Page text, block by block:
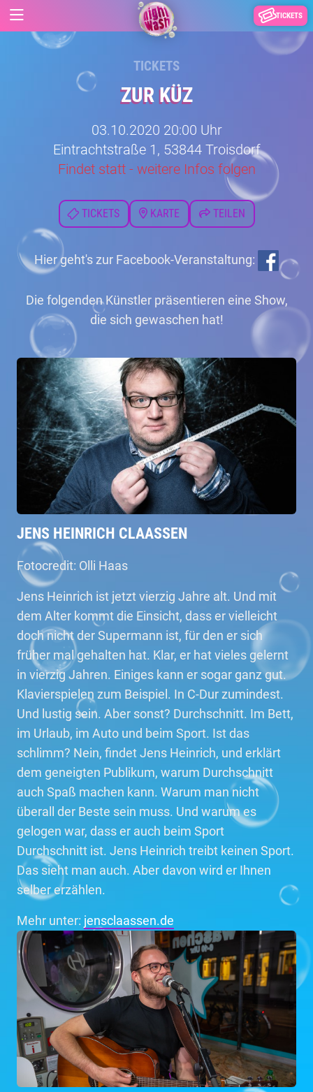
TICKETS
TICKETS
ZUR KÜZ
03.10.2020 20:00 Uhr
Eintrachtstraße 1, 53844 Troisdorf
Findet statt - weitere Infos folgen
TICKETS KARTE TEILEN
Hier geht's zur Facebook-Veranstaltung:
Die folgenden Künstler präsentieren eine Show,
die sich gewaschen hat!
JENS HEINRICH CLAASSEN
Fotocredit: Olli Haas
Jens Heinrich ist jetzt vierzig Jahre alt. Und mit
dem Alter kommt die Einsicht, dass er vielleicht
doch nicht der Supermann ist, für den er sich
früher mal gehalten hat. Klar, er hat vieles gelernt
in vierzig Jahren. Einiges kann er sogar ganz gut.
Klavierspielen zum Beispiel. In C-Dur zumindest.
Und lustig sein. Aber sonst? Durchschnitt. Im Bett,
im Urlaub, im Auto und beim Sport. Ist das
schlimm? Nein, findet Jens Heinrich, und erklärt
dem geneigten Publikum, warum Durchschnitt
auch Spaß machen kann. Warum man nicht
überall der Beste sein muss. Und warum es
gelogen war, dass er auch beim Sport
Durchschnitt ist. Jens Heinrich treibt keinen Sport.
Das sieht man auch. Aber davon wird er Ihnen
selber erzählen.
Mehr unter: jensclaassen.de